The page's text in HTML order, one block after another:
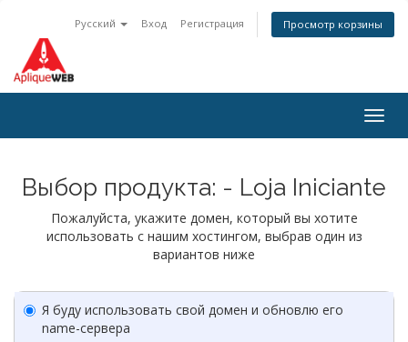
Русский Вход Регистрация Просмотр корзины
Выбор продукта: - Loja Iniciante
Пожалуйста, укажите домен, который вы хотите
использовать с нашим хостингом, выбрав один из
вариантов ниже
Я буду использовать свой домен и обновлю его
name-сервера